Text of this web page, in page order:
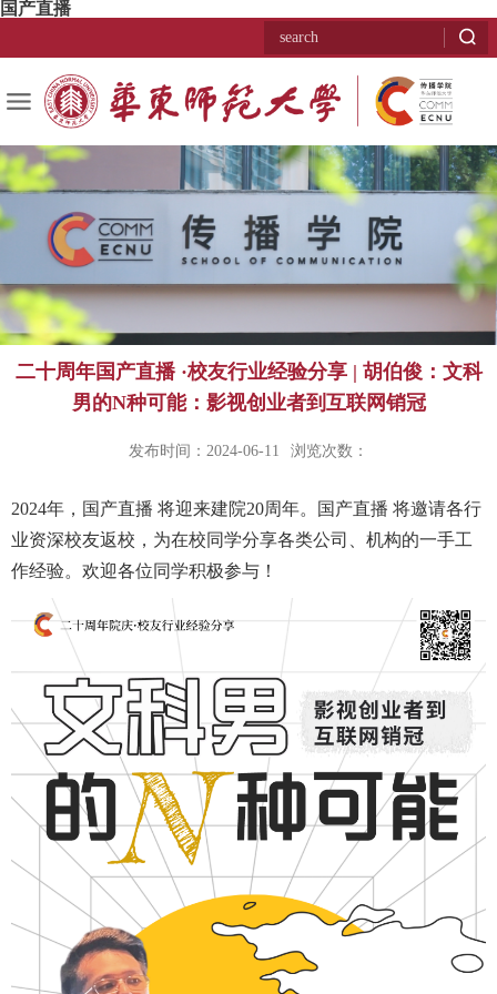
国产直播
二十周年国产直播 ·校友行业经验分享 | 胡伯俊：文科
男的N种可能：影视创业者到互联网销冠
发布时间：2024-06-11 浏览次数：
2024年，国产直播 将迎来建院20周年。国产直播 将邀请各行
业资深校友返校，为在校同学分享各类公司、机构的一手工
作经验。欢迎各位同学积极参与！